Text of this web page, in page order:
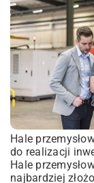
Hale
do realizacji
Hale
najbardziej